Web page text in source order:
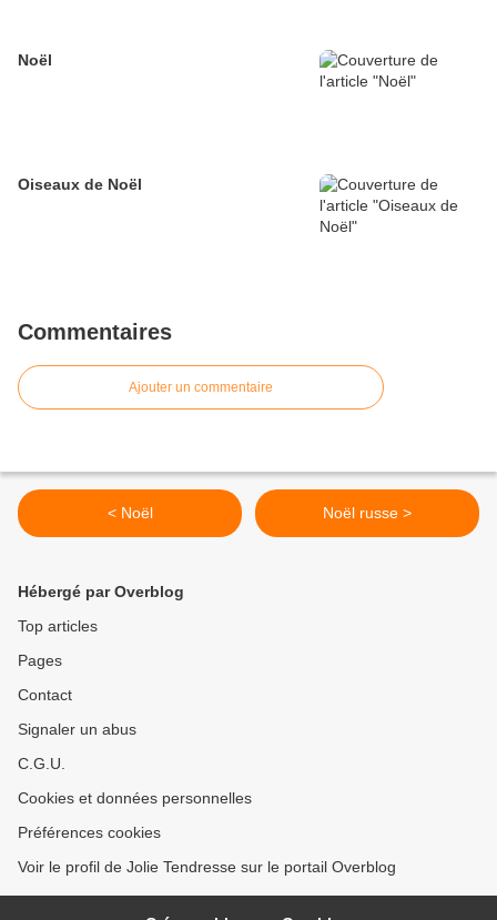
Noël
Oiseaux de Noël
Commentaires
Ajouter un commentaire
< Noël Noël russe >
Hébergé par Overblog
Top articles
Pages
Contact
Signaler un abus
C.G.U.
Cookies et données personnelles
Préférences cookies
Voir le profil de Jolie Tendresse sur le portail Overblog